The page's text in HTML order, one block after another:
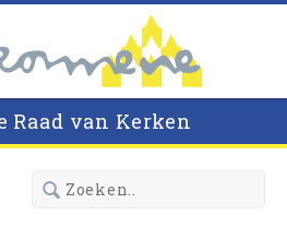
Raad van Kerken